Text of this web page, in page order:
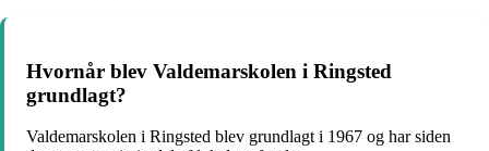
Hvornår blev Valdemarskolen i Ringsted
grundlagt?
Valdemarskolen i Ringsted blev grundlagt i 1967 og har siden